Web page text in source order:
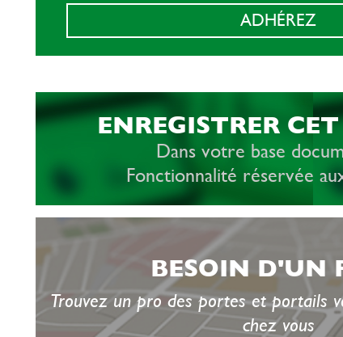
ADHÉREZ
ENREGISTRER
Dans votre base
Fonctionnalité réservée
BESOIN D'UN
Trouvez un pro des portes et portails
chez vous